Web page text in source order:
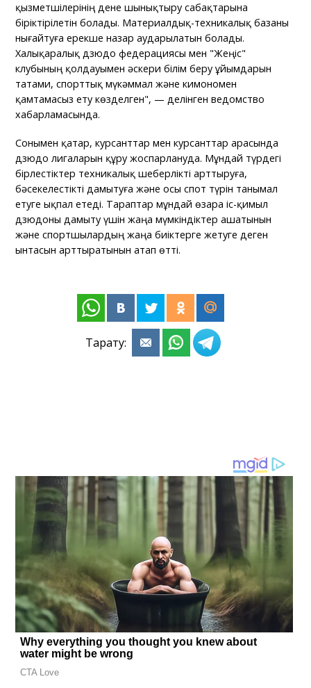
қызметшілерінің дене шынықтыру сабақтарына
біріктірілетін болады. Материалдық-техникалық базаны
нығайтуға ерекше назар аударылатын болады.
Халықаралық дзюдо федерациясы мен "Жеңіс"
клубының қолдауымен әскери білім беру ұйымдарын
татами, спорттық мүкәммал және кимономен
қамтамасыз ету көзделген", — делінген ведомство
хабарламасында.
Сонымен қатар, курсанттар мен курсанттар арасында
дзюдо лигаларын құру жоспарлануда. Мұндай түрдегі
бірлестіктер техникалық шеберлікті арттыруға,
бәсекелестікті дамытуға және осы спот түрін танымал
етуге ықпал етеді. Тараптар мұндай өзара іс-қимыл
дзюдоны дамыту үшін жаңа мүмкіндіктер ашатынын
және спортшылардың жаңа биіктерге жетуге деген
ынтасын арттыратынын атап өтті.
Тарату: